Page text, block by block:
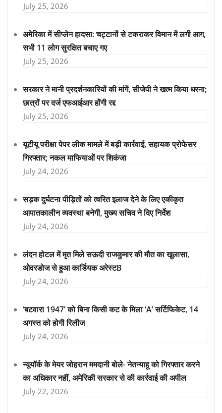
July 25, 2026
अमेरिका में सीप्लेन हादसा: चट्टानों से टकराकर विमान में लगी आग,
सभी 11 लोग सुरक्षित बचाए गए
July 25, 2026
सरकार ने मानी प्रदर्शनकारियों की मांगें, सीजेपी ने खत्म किया धरना;
छात्रों पर दर्ज एफआईआर होंगी रद्द
July 25, 2026
यूटीयू परीक्षा पेपर लीक मामले में बड़ी कार्रवाई, सहायक प्रोफेसर
गिरफ्तार; नकल माफियाओं पर शिकंजा
July 24, 2026
सड़क दुर्घटना पीड़ितों को त्वरित इलाज देने के लिए एकीकृत
आपातकालीन व्यवस्था बनेगी, मुख्य सचिव ने दिए निर्देश
July 24, 2026
लंदन होटल में मृत मिले सऊदी राजकुमार की मौत का खुलासा,
ओवरडोज से हुआ कार्डियक अरेस्टB
July 24, 2026
‘बटवारा 1947’ को बिना किसी कट के मिला ‘A’ सर्टिफिकेट, 14
अगस्त को होगी रिलीज
July 24, 2026
न्यूयॉर्क के मेयर जोहरान ममदानी बोले- नेतन्याहू को गिरफ्तार करने
का अधिकार नहीं, अमेरिकी सरकार से की कार्रवाई की अपील
July 22, 2026